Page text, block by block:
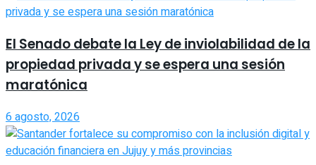
El Senado debate la Ley de inviolabilidad de la
propiedad privada y se espera una sesión
maratónica
6 agosto, 2026